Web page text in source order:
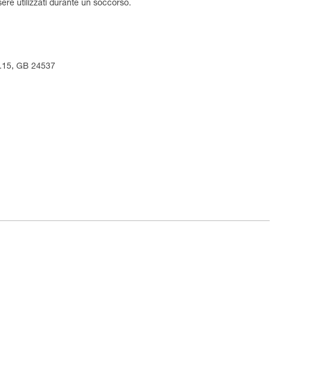
utilizzati durante un soccorso.
GB 24537